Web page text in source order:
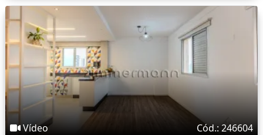
Vídeo Cód.: 246604